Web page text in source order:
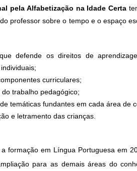
pela Alfabetização na Idade Certa
professor sobre o tempo e o espaço
defende os direitos de
curriculares;
trabalho pedagógico;
temáticas fundantes em cada área de
e letramento das crianças.
formação em Língua Portuguesa em
para as demais áreas do